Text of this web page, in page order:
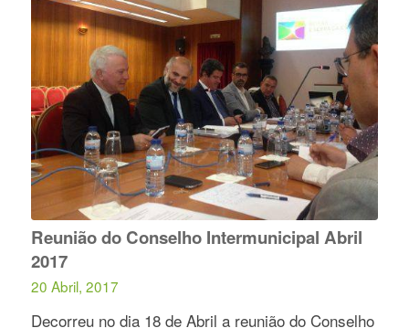
Reunião do Conselho Intermunicipal Abril
2017
20 Abril, 2017
Decorreu no dia 18 de Abril a reunião do Conselho